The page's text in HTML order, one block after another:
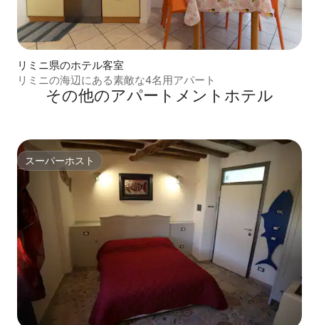
リミニ県のホテル客室
リミニの海辺にある素敵な4名用アパート
その他のアパートメントホテル
スーパーホスト
スーパーホスト